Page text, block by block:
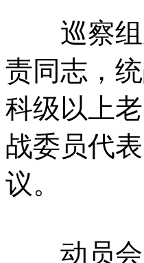
巡察组
责同志，
科级以上
战委员代
议。
动员会